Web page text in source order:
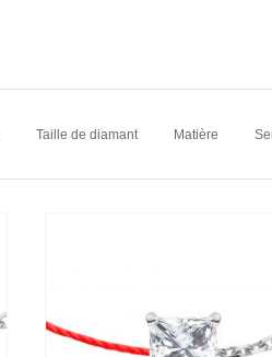
Taille de diamant Matière